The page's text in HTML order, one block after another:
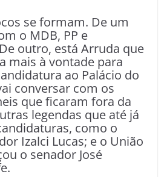
se formam. De um
o MDB, PP e
outro, está Arruda que
mais à vontade para
ao Palácio do
conversar com os
que ficaram fora da
legendas que até já
como o
Izalci Lucas; e o União
o senador José